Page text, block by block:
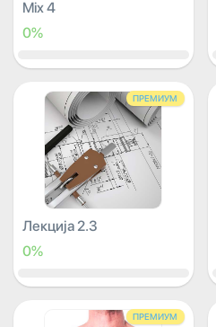
Mix 4
0%
ПРЕМИУМ
Лекција 2.3
0%
ПРЕМИУМ